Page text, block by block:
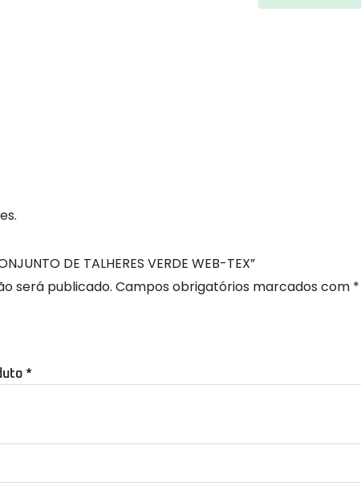
DE TALHERES VERDE WEB-TEX”
será publicado. Campos obrigatórios marcados com *
*